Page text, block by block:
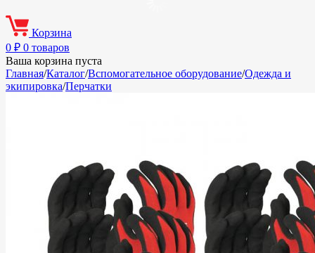
Корзина
0 ₽ 0 товаров
Ваша корзина пуста
Главная/Каталог/Вспомогательное оборудование/Одежда и
экипировка/Перчатки